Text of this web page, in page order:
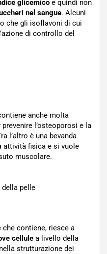
glicemico e quindi non
nel sangue. Alcuni
che gli isoflavoni di cui
di controllo del
anche molta
l’osteoporosi e la
l’altro è una bevanda
attività fisica e si vuole
muscolare.
pelle
che contiene, riesce a
cellule a livello della
strutturazione dei